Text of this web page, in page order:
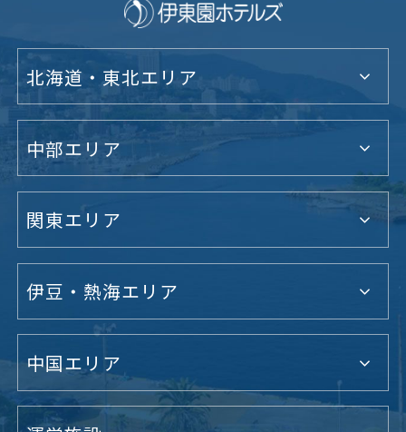
北海道・東北エリア
中部エリア
関東エリア
伊豆・熱海エリア
中国エリア